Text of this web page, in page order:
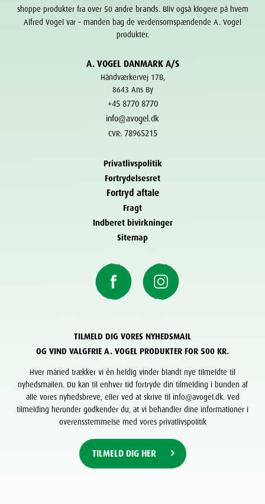
shoppe produkter fra over 50 andre brands . Bliv også klogere på hvem
Alfred Vogel var – manden bag de verdensomspændende A. Vogel
produkter.
A. VOGEL DANMARK A/S
Håndværkervej 17B,
8643 Ans By
+45 8770 8770
info@avogel.dk
CVR: 78965215
Privatlivspolitik
Fortrydelsesret
Fortryd aftale
Fragt
Indberet bivirkninger
Sitemap
TILMELD DIG VORES NYHEDSMAIL
OG VIND VALGFRIE A. VOGEL PRODUKTER FOR 500 KR.
Hver måned trækker vi én heldig vinder blandt nye tilmeldte til
nyhedsmailen. Du kan til enhver tid fortryde din tilmelding i bunden af
alle vores nyhedsbreve, eller ved at skrive til info@avogel.dk. Ved
tilmelding herunder godkender du, at vi behandler dine informationer i
overensstemmelse med vores privatlivspolitik
TILMELD DIG HER